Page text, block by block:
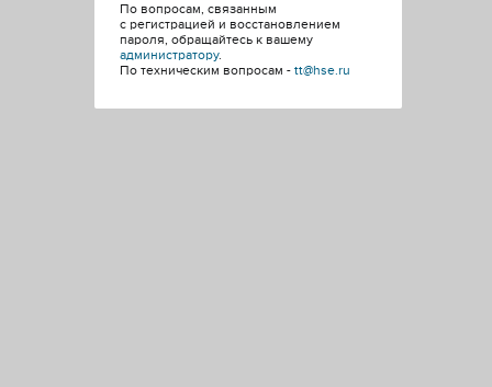
По вопросам, связанным
с регистрацией и восстановлением
пароля, обращайтесь к вашему
администратору.
По техническим вопросам - tt@hse.ru